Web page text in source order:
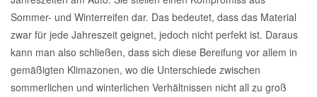
Sommer- und Winterreifen dar. Das bedeutet, dass das Material
zwar für jede Jahreszeit geignet, jedoch nicht perfekt ist. Daraus
kann man also schließen, dass sich diese Bereifung vor allem in
gemäßigten Klimazonen, wo die Unterschiede zwischen
sommerlichen und winterlichen Verhältnissen nicht all zu groß